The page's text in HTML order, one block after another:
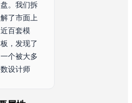
盘。我们拆
解了市面上
近百套模
板，发现了
一个被大多
数设计师忽